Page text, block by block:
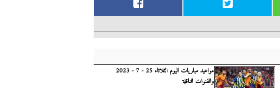
مواعيد مباريات اليوم الثلاثاء 25 - 7 - 2023
والقنوات الناقلة